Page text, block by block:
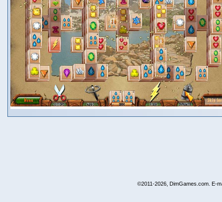
©2011-2026, DimGames.com. E-